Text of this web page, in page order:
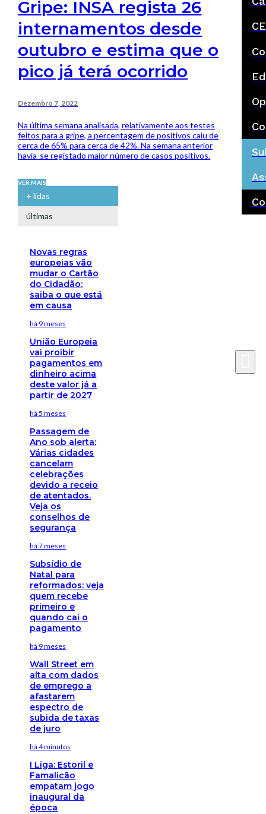
Gripe: INSA regista 26
internamentos desde
outubro e estima que o
pico já terá ocorrido
Dezembro 7, 2022
Na última semana analisada, relativamente aos testes
feitos para a gripe, a percentagem de positivos caiu de
cerca de 65% para cerca de 42%. Na semana anterior
havia-se registado maior número de casos positivos.
VER MAIS
+ lidas
últimas
Novas regras
europeias vão
mudar o Cartão
do Cidadão:
saiba o que está
em causa
há 9 meses
União Europeia
vai proibir
pagamentos em
dinheiro acima
deste valor já a
partir de 2027
há 5 meses
Passagem de
Ano sob alerta:
Várias cidades
cancelam
celebrações
devido a receio
de atentados.
Veja os
conselhos de
segurança
há 7 meses
Subsídio de
Natal para
reformados: veja
quem recebe
primeiro e
quando cai o
pagamento
há 9 meses
Wall Street em
alta com dados
de emprego a
afastarem
espectro de
subida de taxas
de juro
há 4 minutos
I Liga: Estoril e
Famalicão
empatam jogo
inaugural da
época